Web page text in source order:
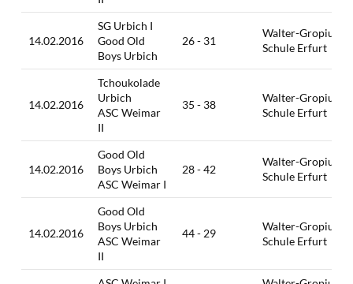
14.02.2016
SG Urbich I
Good Old
Boys Urbich
26 - 31
Walter-Gropius-
Schule Erfurt
14.02.2016
Tchoukolade
Urbich
ASC Weimar
II
35 - 38
Walter-Gropius-
Schule Erfurt
14.02.2016
Good Old
Boys Urbich
ASC Weimar I
28 - 42
Walter-Gropius-
Schule Erfurt
14.02.2016
Good Old
Boys Urbich
ASC Weimar
II
44 - 29
Walter-Gropius-
Schule Erfurt